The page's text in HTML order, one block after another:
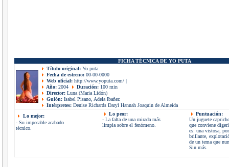
FICHA TÉCNICA DE YO PUTA
Título original: Yo puta
Fecha de estreno: 00-00-0000
Web oficial: http://www.yoputa.com/ |
Año: 2004 Duración: 100 min
Director: Luna (Maria Lidón)
Guión: Isabel Pisano, Adela Ibañez
Intérpretes: Denise Richards Daryl Hannah Joaquin de Almeida
Lo mejor:
- Su impecable acabado
técnico.
Lo peor:
- La falta de una mirada más
limpia sobre el fenómeno.
Puntuación:
Un juguete
que conviene
es: una vistosa,
brillante,
de un tema que
Sin más.